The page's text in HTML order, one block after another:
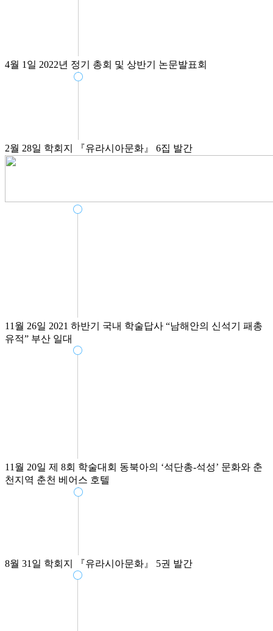
4월 1일 2022년 정기 총회 및 상반기 논문발표회
2월 28일 학회지 『유라시아문화』 6집 발간
11월 26일 2021 하반기 국내 학술답사 “남해안의 신석기 패총
유적” 부산 일대
11월 20일 제 8회 학술대회 동북아의 ‘석단총-석성’ 문화와 춘
천지역 춘천 베어스 호텔
8월 31일 학회지 『유라시아문화』 5권 발간